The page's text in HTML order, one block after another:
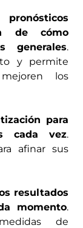
de cómo
generales.
y permite
los
para
cada vez.
afinar sus
resultados
momento.
de